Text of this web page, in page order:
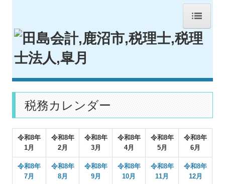
HOME
事務所紹介
経営理念
交通案内
業務案内
セミナー案内
リンク集
お問合せ
税務カレンダー
令和8年
1月
令和8年
2月
令和8年
3月
令和8年
4月
令和8年
5月
令和8年
6月
令和8年
7月
令和8年
8月
令和8年
9月
令和8年
10月
令和8年
11月
令和8年
12月